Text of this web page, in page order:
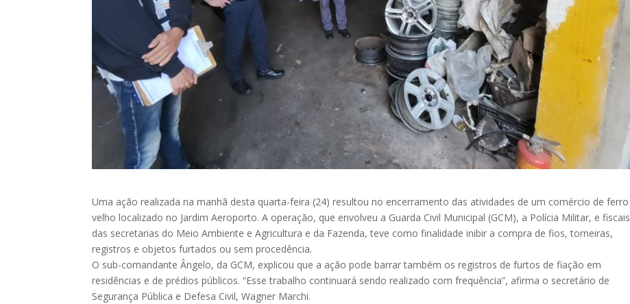
Uma ação realizada na manhã desta quarta-feira (24) resultou no encerramento das atividades de um comércio de ferro
velho localizado no Jardim Aeroporto. A operação, que envolveu a Guarda Civil Municipal (GCM), a Polícia Militar, e fiscais
das secretarias do Meio Ambiente e Agricultura e da Fazenda, teve como finalidade inibir a compra de fios, torneiras,
registros e objetos furtados ou sem procedência.
O sub-comandante Ângelo, da GCM, explicou que a ação pode barrar também os registros de furtos de fiação em
residências e de prédios públicos. “Esse trabalho continuará sendo realizado com frequência”, afirma o secretário de
Segurança Pública e Defesa Civil, Wagner Marchi.